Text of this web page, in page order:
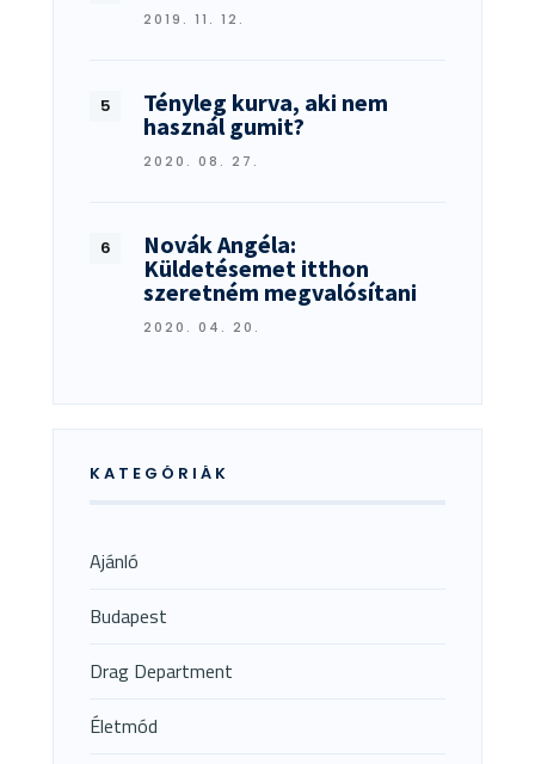
2019. 11. 12.
Tényleg kurva, aki nem
használ gumit?
2020. 08. 27.
Novák Angéla:
Küldetésemet itthon
szeretném megvalósítani
2020. 04. 20.
KATEGÓRIÁK
Ajánló
Budapest
Drag Department
Életmód